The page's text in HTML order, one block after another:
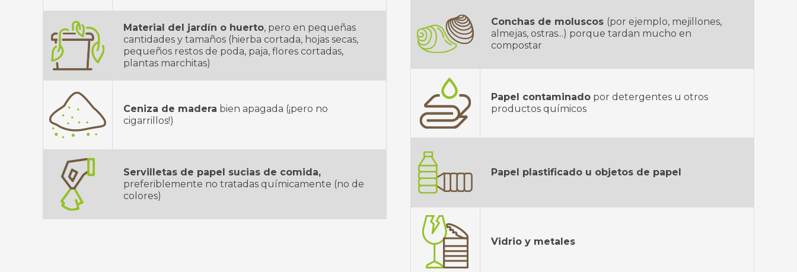
Material del jardín o huerto, pero en pequeñas
cantidades y tamaños (hierba cortada, hojas secas,
pequeños restos de poda, paja, flores cortadas,
plantas marchitas)
Ceniza de madera bien apagada (¡pero no
cigarrillos!)
Servilletas de papel sucias de comida,
preferiblemente no tratadas químicamente (no de
colores)
Conchas de moluscos (por ejemplo, mejillones,
almejas, ostras...) porque tardan mucho en
compostar
Papel contaminado por detergentes u otros
productos químicos
Papel plastificado u objetos de papel
Vidrio y metales